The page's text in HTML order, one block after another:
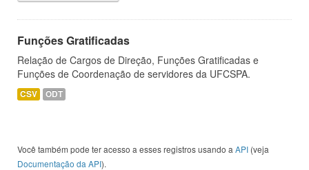
Funções Gratificadas
Relação de Cargos de Direção, Funções Gratificadas e
Funções de Coordenação de servidores da UFCSPA.
CSV ODT
Você também pode ter acesso a esses registros usando a API (veja
Documentação da API).